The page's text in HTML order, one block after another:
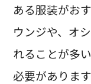
ある服装がお
ウンジや、オ
れることが多
必要がありま